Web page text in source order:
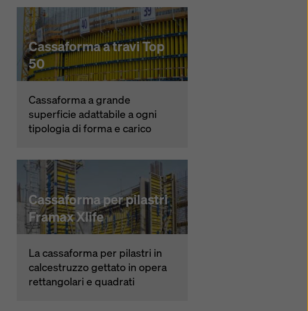
Cassaforma a travi Top
50
Cas­saforma a grande
superficie adattabile a ogni
tipologia di forma e carico
Cassaforma per pilastri
Framax Xlife
La cas­saforma per pilastri in
calcestruzzo gettato in opera
rettangolari e quadrati